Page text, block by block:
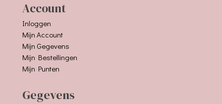
Account
Inloggen
Mijn Account
Mijn Gegevens
Mijn Bestellingen
Mijn Punten
Gegevens